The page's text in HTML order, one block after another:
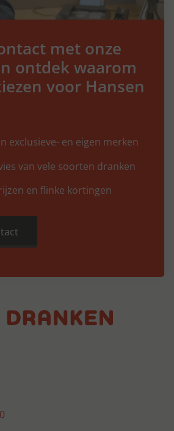
met onze
ontdek waarom
voor Hansen
exclusieve- en eigen merken
van vele soorten dranken
en flinke kortingen